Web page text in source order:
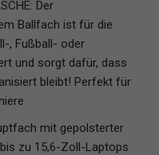
Der
Ballfach ist für die
, Fußball- oder
und sorgt dafür, dass
bleibt! Perfekt für
mit gepolsterter
zu 15,6-Zoll-Laptops